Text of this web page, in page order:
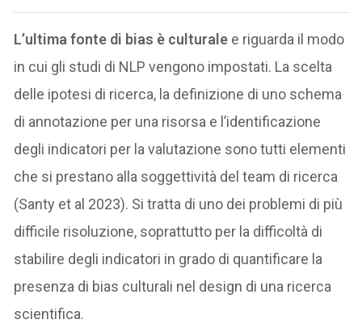
L’ultima fonte di bias è culturale e riguarda il modo
in cui gli studi di NLP vengono impostati. La scelta
delle ipotesi di ricerca, la definizione di uno schema
di annotazione per una risorsa e l’identificazione
degli indicatori per la valutazione sono tutti elementi
che si prestano alla soggettività del team di ricerca
(Santy et al 2023). Si tratta di uno dei problemi di più
difficile risoluzione, soprattutto per la difficoltà di
stabilire degli indicatori in grado di quantificare la
presenza di bias culturali nel design di una ricerca
scientifica.